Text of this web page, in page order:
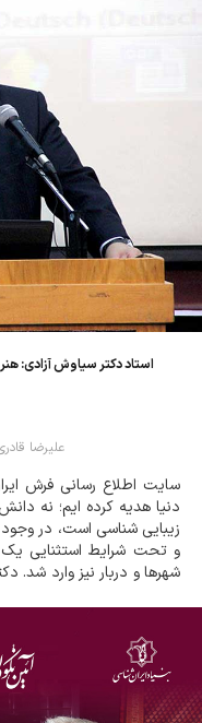
استاد دکتر سیاوش آزادی:
علیرضا
سایت اطلاع رسانی فرش
دنيا هديه كرده ايم؛ نه
زيبايي شناسي است، در
و تحت شرايط استثنايي يك
شهرها و دربار نيز وارد شد.